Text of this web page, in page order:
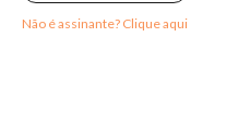
Não é assinante? Clique aqui